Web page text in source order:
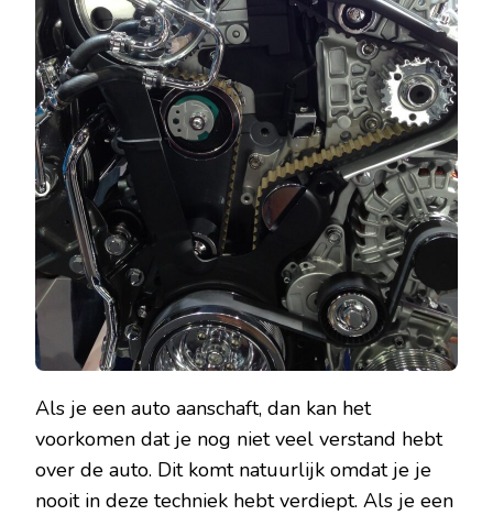
Als je een auto aanschaft, dan kan het
voorkomen dat je nog niet veel verstand hebt
over de auto. Dit komt natuurlijk omdat je je
nooit in deze techniek hebt verdiept. Als je een